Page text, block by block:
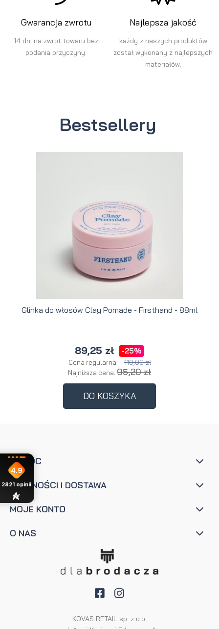
Gwarancja zwrotu
14 dni na zwrot towaru bez
podania przyczyny.
Najlepsza jakość
każdy z naszych produktów
został wykonany z najlepszych
materiałów.
Bestsellery
Glinka do włosów Clay Pomade - Firsthand - 88ml
89,25 zł -25%
Cena regularna: 119,00 zł
Najniższa cena: 95,20 zł
DO KOSZYKA
POMOC
PŁATNOŚCI I DOSTAWA
MOJE KONTO
O NAS
KOVAS RETAIL sp. z o.o.
4.9
2821 opinii